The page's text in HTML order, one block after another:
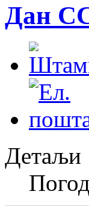
Дан
Детаљи